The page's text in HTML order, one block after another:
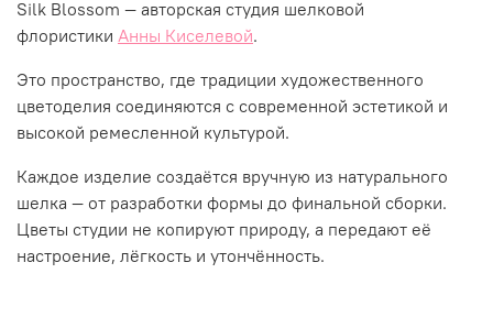
Silk Blossom — авторская студия шелковой
флористики Анны Киселевой.
Это пространство, где традиции художественного
цветоделия соединяются с современной эстетикой и
высокой ремесленной культурой.
Каждое изделие создаётся вручную из натурального
шелка — от разработки формы до финальной сборки.
Цветы студии не копируют природу, а передают её
настроение, лёгкость и утончённость.